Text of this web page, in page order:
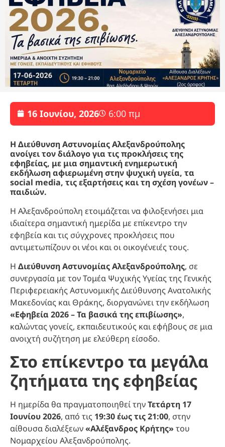
16 Ιουνίου, 2026 6:00 πμ
Η Διεύθυνση Αστυνομίας Αλεξανδρούπολης
ανοίγει τον διάλογο για τις προκλήσεις της
εφηβείας, με μια σημαντική ενημερωτική
εκδήλωση αφιερωμένη στην ψυχική υγεία, τα
social media, τις εξαρτήσεις και τη σχέση γονέων –
παιδιών.
Η Αλεξανδρούπολη ετοιμάζεται να φιλοξενήσει μια
ιδιαίτερα σημαντική ημερίδα με επίκεντρο την
εφηβεία και τις σύγχρονες προκλήσεις που
αντιμετωπίζουν οι νέοι και οι οικογένειές τους.
Η Διεύθυνση Αστυνομίας Αλεξανδρούπολης, σε
συνεργασία με τον Τομέα Ψυχικής Υγείας της Γενικής
Περιφερειακής Αστυνομικής Διεύθυνσης Ανατολικής
Μακεδονίας και Θράκης, διοργανώνει την εκδήλωση
«Εφηβεία 2026 – Τα βασικά της επιβίωσης»,
καλώντας γονείς, εκπαιδευτικούς και εφήβους σε μια
ανοιχτή συζήτηση με ελεύθερη είσοδο.
Στο επίκεντρο τα μεγάλα
ζητήματα της εφηβείας
Η ημερίδα θα πραγματοποιηθεί τηνΤετάρτη 17
Ιουνίου 2026, από τις 19:30 έως τις 21:00, στην
αίθουσα διαλέξεων«Αλέξανδρος Κρήτης» του
Νομαρχείου Αλεξανδρούπολης.